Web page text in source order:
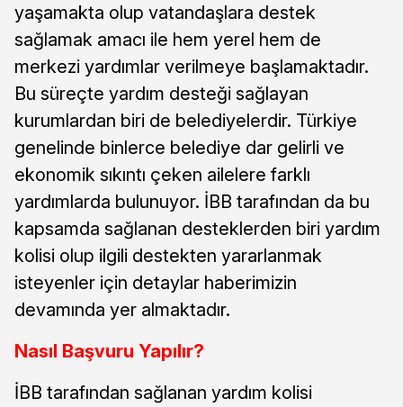
yaşamakta olup vatandaşlara destek
sağlamak amacı ile hem yerel hem de
merkezi yardımlar verilmeye başlamaktadır.
Bu süreçte yardım desteği sağlayan
kurumlardan biri de belediyelerdir. Türkiye
genelinde binlerce belediye dar gelirli ve
ekonomik sıkıntı çeken ailelere farklı
yardımlarda bulunuyor. İBB tarafından da bu
kapsamda sağlanan desteklerden biri yardım
kolisi olup ilgili destekten yararlanmak
isteyenler için detaylar haberimizin
devamında yer almaktadır.
Nasıl Başvuru Yapılır?
İBB tarafından sağlanan yardım kolisi